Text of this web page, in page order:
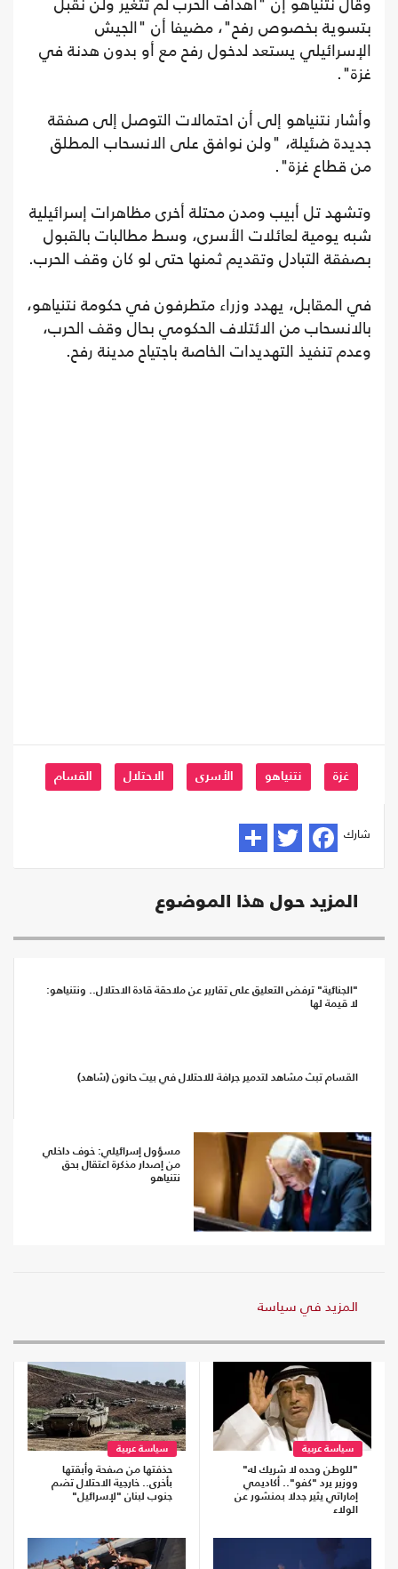
بتسوية بخصوص رفح"، مضيفا أن "الجيش
الإسرائيلي يستعد لدخول رفح مع أو بدون هدنة في
غزة".
وأشار نتنياهو إلى أن احتمالات التوصل إلى صفقة
جديدة ضئيلة، "ولن نوافق على الانسحاب المطلق
من قطاع غزة".
وتشهد تل أبيب ومدن محتلة أخرى مظاهرات إسرائيلية
شبه يومية لعائلات الأسرى، وسط مطالبات بالقبول
بصفقة التبادل وتقديم ثمنها حتى لو كان وقف الحرب.
في المقابل، يهدد وزراء متطرفون في حكومة نتنياهو،
بالانسحاب من الائتلاف الحكومي بحال وقف الحرب،
وعدم تنفيذ التهديدات الخاصة باجتياح مدينة رفح.
غزة نتنياهو الأسرى الاحتلال القسام
شارك
المزيد حول هذا الموضوع
‏"الجنائية" ترفض التعليق على تقارير عن ملاحقة قادة الاحتلال.. ونتنياهو:
لا قيمة لها‏
القسام تبث مشاهد لتدمير جرافة للاحتلال في بيت حانون (شاهد)
مسؤول إسرائيلي: خوف داخلي
من إصدار مذكرة اعتقال بحق
نتنياهو
المزيد في سياسة
سياسة عربية
"للوطن وحده لا شريك له"
ووزير يرد "كفو".. أكاديمي
إماراتي يثير جدلا بمنشور عن
الولاء
سياسة عربية
حذفتها من صفحة وأبقتها
بأخرى.. خارجية الاحتلال تضم
جنوب لبنان "لإسرائيل"